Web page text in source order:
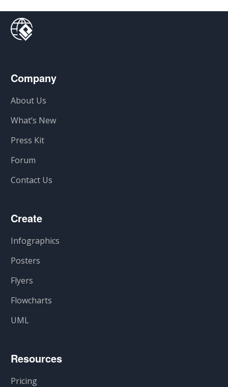
Company
About Us
What’s New
Press Kit
Forum
Contact Us
Create
Infographics
Posters
Flyers
Flowcharts
UML
Resources
Pricing